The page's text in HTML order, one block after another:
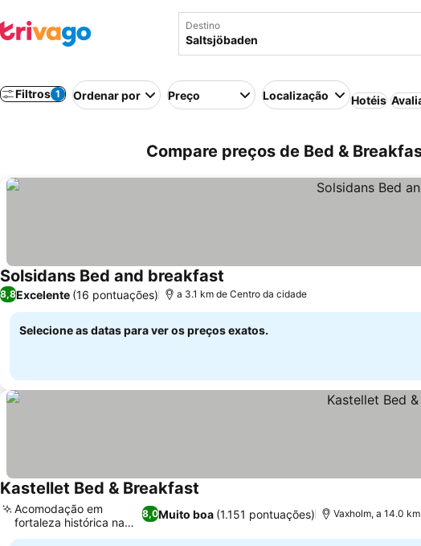
Destino
Filtros 1 Ordenar por Preço Localização Hotéis
Compare preços de Bed &
Solsidans Bed and breakfast
8,8Excelente (16 pontuações) a 3.1 km de Centro da cidade
Selecione as datas para ver os preços exatos.
Kastellet Bed & Breakfast
8,0Muito boa (1.151 pontuações)
Acomodação em
fortaleza histórica na
ilha
Vaxholm, a 14.0